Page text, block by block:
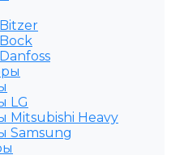
LG
Mitsubishi Heavy
Samsung